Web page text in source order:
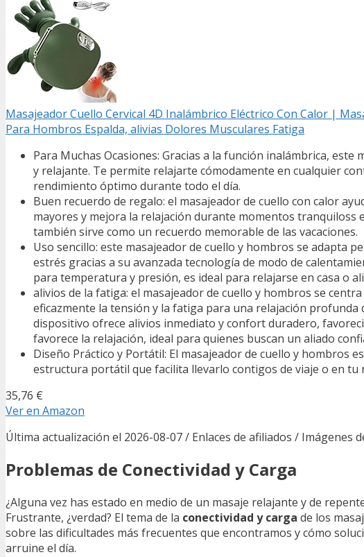
Masajeador Cuello Cervical 4D Inalámbrico Eléctrico Con Calor |
Para Hombros Espalda, alivias Dolores Musculares Fatiga
Para Muchas Ocasiones: Gracias a la función inalámbrica,
y relajante. Te permite relajarte cómodamente en cualquier
rendimiento óptimo durante todo el día.
Buen recuerdo de regalo: el masajeador de cuello con calor
mayores y mejora la relajación durante momentos tranquiloss
también sirve como un recuerdo memorable de las vacaciones.
Uso sencillo: este masajeador de cuello y hombros se adapta
estrés gracias a su avanzada tecnología de modo de
para temperatura y presión, es ideal para relajarse en casa o
alivios de la fatiga: el masajeador de cuello y hombros se
eficazmente la tensión y la fatiga para una relajación
dispositivo ofrece alivios inmediato y confort duradero,
favorece la relajación, ideal para quienes buscan un aliado
Diseño Práctico y Portátil: El masajeador de cuello y hombros
estructura portátil que facilita llevarlo contigos de viaje o en
35,76 €
Ver en Amazon
Última actualización el 2026-08-07 / Enlaces de afiliados / Imágenes
Problemas de Conectividad y Carga
¿Alguna vez has estado en medio de un masaje relajante y de
Frustrante, ¿verdad? El tema de la conectividad y carga de los
sobre las dificultades más frecuentes que encontramos y cómo
arruine el día.